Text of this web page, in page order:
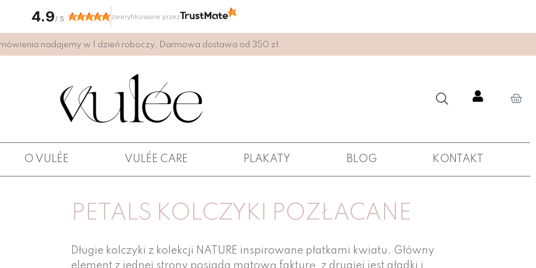
nadajemy w 1 dzień roboczy. Darmowa dostawa od 350 zł.
O VULÉE VULÉE CARE PLAKATY BLOG KONTAKT
PETALS KOLCZYKI POZŁACANE
Długie kolczyki z kolekcji NATURE inspirowane płatkami kwiatu. Główny
element z jednej strony posiada matową fakturę, z drugiej jest gładki i
4.9/ 5 zweryfikowane przez